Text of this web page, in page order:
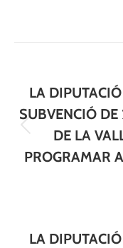
navigation
LA
SUBVENCIÓ
DE LA
PROGRAMAR
LA